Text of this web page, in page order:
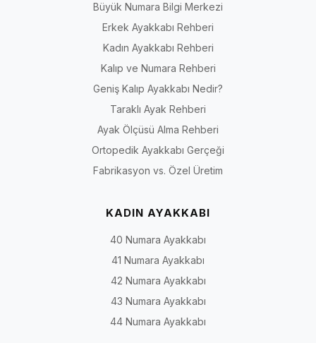
Büyük Numara Bilgi Merkezi
Erkek Ayakkabı Rehberi
Kadın Ayakkabı Rehberi
Kalıp ve Numara Rehberi
Geniş Kalıp Ayakkabı Nedir?
Taraklı Ayak Rehberi
Ayak Ölçüsü Alma Rehberi
Ortopedik Ayakkabı Gerçeği
Fabrikasyon vs. Özel Üretim
KADIN AYAKKABI
40 Numara Ayakkabı
41 Numara Ayakkabı
42 Numara Ayakkabı
43 Numara Ayakkabı
44 Numara Ayakkabı